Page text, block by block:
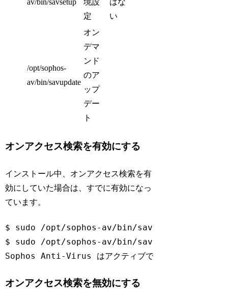
定
い
/opt/sophos-
av/bin/savupdate
オン
デマ
ンド
のア
ップ
デー
ト
オンアクセス検索を有効にする
インストール中、オンアクセス検索を有
効にしていた場合は、すでに有効になっ
ています。
$ sudo /opt/sophos-av/bin/savdctl
$ sudo /opt/sophos-av/bin/savdstatus
Sophos Anti-Virus はアクティブで、オンアクセス検索
オンアクセス検索を無効にする